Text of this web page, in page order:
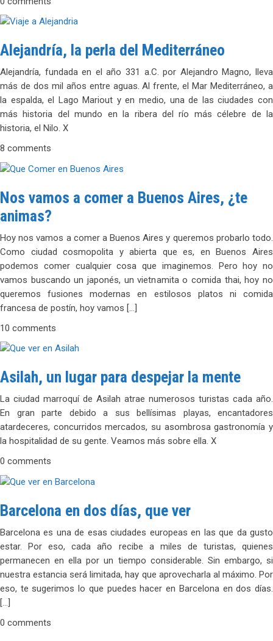
Alejandría, la perla del Mediterráneo
Alejandría, fundada en el año 331 a.C. por Alejandro Magno, lleva
más de dos mil años entre aguas. Al frente, el Mar Mediterráneo, a
la espalda, el Lago Mariout y en medio, una de las ciudades con
más historia del mundo en la ribera del río más célebre de la
historia, el Nilo. X
8 comments
Nos vamos a comer a Buenos Aires, ¿te
animas?
Hoy nos vamos a comer a Buenos Aires y queremos probarlo todo.
Como ciudad cosmopolita y abierta que es, en Buenos Aires
podemos comer cualquier cosa que imaginemos. Pero hoy no
vamos buscando un japonés, un vietnamita o comida thai, hoy no
queremos fusiones modernas en estilosos platos ni comida
francesa de postín, hoy vamos […]
10 comments
Asilah, un lugar para despejar la mente
La ciudad marroquí de Asilah atrae numerosos turistas cada año.
En gran parte debido a sus bellísimas playas, encantadores
atardeceres, concurridos mercados, su asombrosa gastronomía y
la hospitalidad de su gente. Veamos más sobre ella. X
0 comments
Barcelona en dos días, que ver
Barcelona es una de esas ciudades europeas en las que da gusto
estar. Por eso, cada año recibe a miles de turistas, quienes
permanecen en ella por un tiempo considerable. Sin embargo, si
nuestra estancia será limitada, hay que aprovecharla al máximo. Por
eso, te sugerimos lo que puedes hacer en Barcelona en dos días.
[…]
0 comments